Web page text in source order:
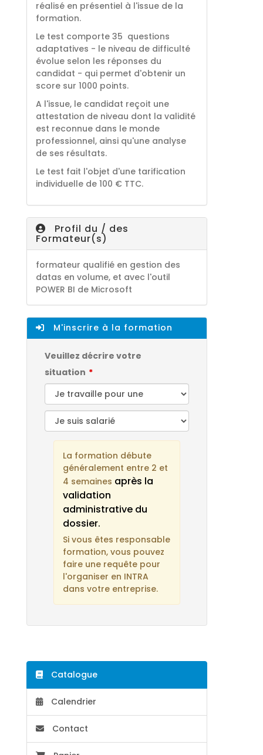
réalisé en présentiel à l'issue de la
formation.
Le test comporte 35 questions
adaptatives - le niveau de difficulté
évolue selon les réponses du
candidat - qui permet d'obtenir un
score sur 1000 points.
A l'issue, le candidat reçoit une
attestation de niveau dont la validité
est reconnue dans le monde
professionnel, ainsi qu'une analyse
de ses résultats.
Le test fait l'objet d'une tarification
individuelle de 100 € TTC.
Profil du / des
Formateur(s)
formateur qualifié en gestion des
datas en volume, et avec l'outil
POWER BI de Microsoft
M'inscrire à la formation
Veuillez décrire votre
situation
La formation débute
généralement entre 2 et
4 semaines après la
validation
administrative du
dossier.
Si vous êtes responsable
formation, vous pouvez
faire une requête pour
l'organiser en INTRA
dans votre entreprise.
Catalogue
Calendrier
Contact